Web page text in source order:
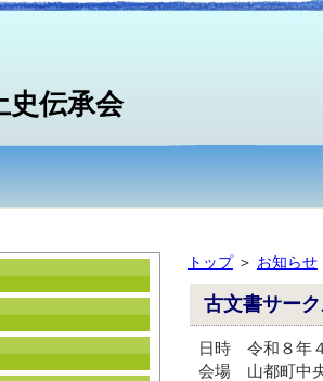
史伝承会
トップ＞ お知らせ
古文書サー
日時 令和８年
会場 山都町中